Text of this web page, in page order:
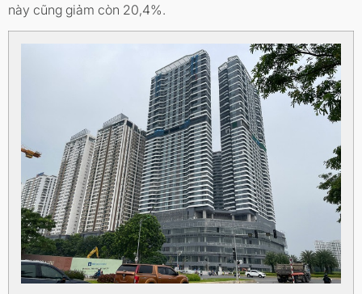
này cũng giảm còn 20,4%.